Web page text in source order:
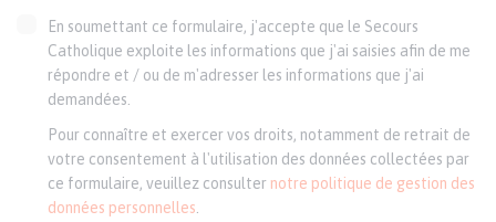
En soumettant ce formulaire, j'accepte que le Secours
Catholique exploite les informations que j'ai saisies afin de me
répondre et / ou de m'adresser les informations que j'ai
demandées.
Pour connaître et exercer vos droits, notamment de retrait de
votre consentement à l'utilisation des données collectées par
ce formulaire, veuillez consulter notre politique de gestion des
données personnelles